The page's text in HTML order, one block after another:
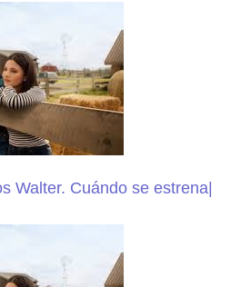
Walter. Cuándo se estrena|